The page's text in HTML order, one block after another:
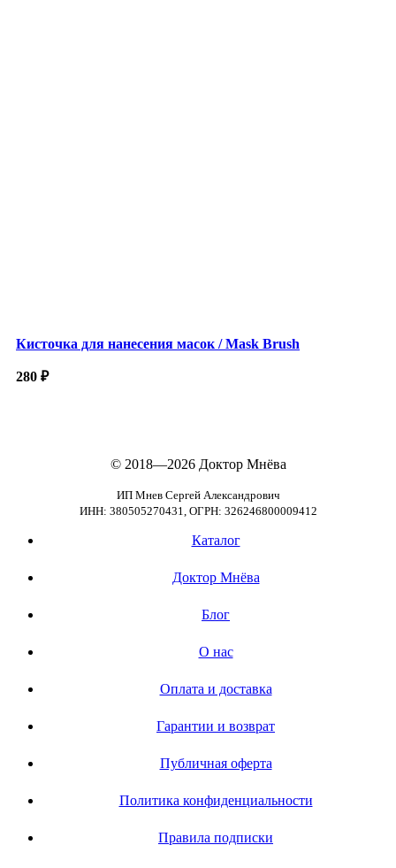
Кисточка для нанесения масок / Mask Brush
280 ₽
© 2018—2026Доктор Мнёва
ИП Мнев Сергей Александрович
ИНН: 380505270431, ОГРН: 326246800009412
Каталог
Доктор Мнёва
Блог
О нас
Оплата и доставка
Гарантии и возврат
Публичная оферта
Политика конфиденциальности
Правила подписки